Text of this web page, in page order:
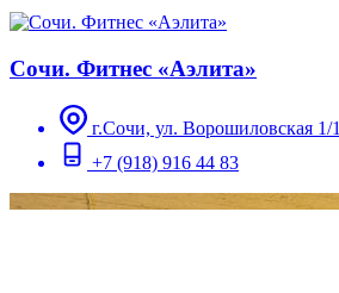
Сочи. Фитнес «Аэлита»
г.Сочи, ул. Ворошиловская 1/1
+7 (918) 916 44 83